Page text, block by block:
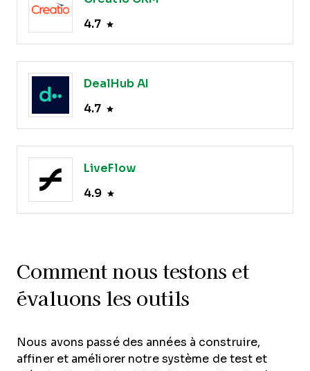
4.7
DealHub AI
4.7
LiveFlow
4.9
Comment nous testons et
évaluons les outils
Nous avons passé des années à construire,
affiner et améliorer notre système de test et